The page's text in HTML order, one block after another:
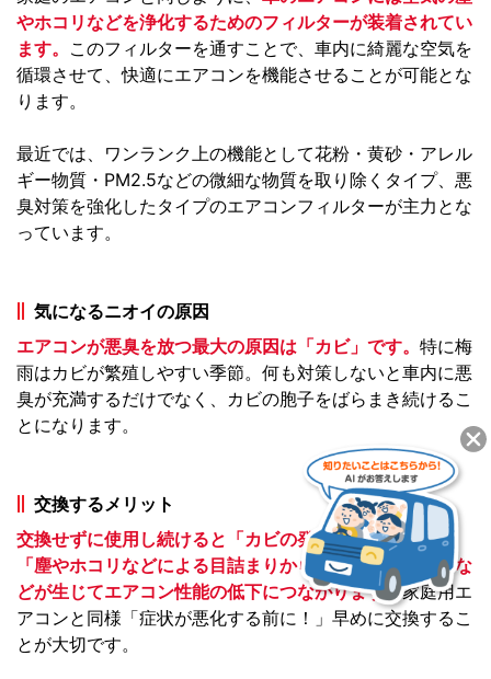
やホコリなどを浄化するためのフィルターが装着されてい
ます。 このフィルターを通すことで、車内に綺麗な空気を
循環させて、快適にエアコンを機能させることが可能とな
ります。
最近では、ワンランク上の機能として花粉・黄砂・アレル
ギー物質・PM2.5などの微細な物質を取り除くタイプ、悪
臭対策を強化したタイプのエアコンフィルターが主力とな
っています。
気になるニオイの原因
エアコンが悪臭を放つ最大の原因は「カビ」です。 特に梅
雨はカビが繁殖しやすい季節。何も対策しないと車内に悪
臭が充満するだけでなく、カビの胞子をばらまき続けるこ
とになります。
交換するメリット
交換せずに使用し続けると「カビの発生による悪臭」や
「塵やホコリなどによる目詰まりからくる風量の低下」な
どが生じてエアコン性能の低下につながります。家庭用エ
アコンと同様「症状が悪化する前に！」早めに交換するこ
とが大切です。